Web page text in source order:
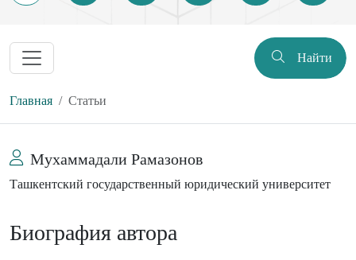
Найти
Главная Статьи
Мухаммадали Рамазонов
Ташкентский государственный юридический университет
Биография автора